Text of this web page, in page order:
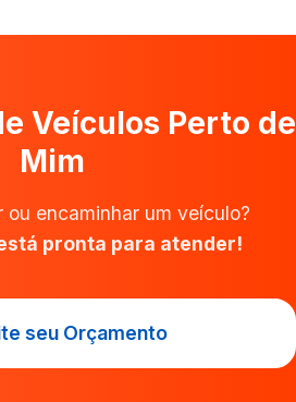
Veículos Perto de
Mim
ou encaminhar um veículo?
pronta para atender!
seu Orçamento